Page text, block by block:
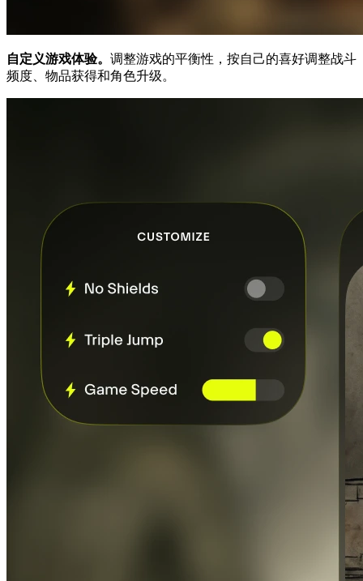
自定义游戏体验。 调整游戏的平衡性，按自己的喜好调整战斗
频度、物品获得和角色升级。